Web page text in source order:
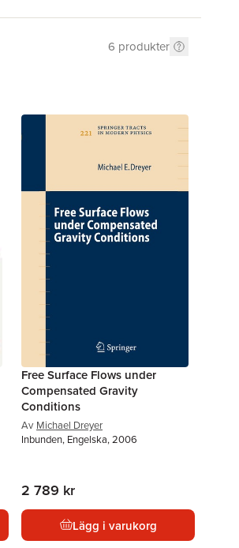
6 produkter
Free Surface Flows under
Compensated Gravity
Conditions
Av Michael Dreyer
Inbunden, Engelska, 2006
2 789 kr
Lägg i varukorg